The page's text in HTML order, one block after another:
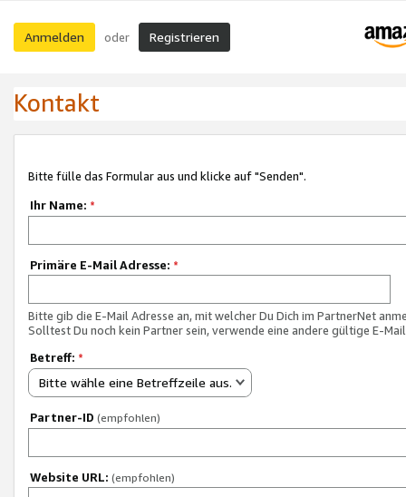
Anmelden oder Registrieren
Kontakt
Bitte fülle das Formular aus und klicke auf "Senden".
Ihr Name: *
Primäre E-Mail Adresse: *
Bitte gib die E-Mail Adresse an, mit welcher Du Dich im PartnerNet
Solltest Du noch kein Partner sein, verwende eine andere gültige E-
Betreff: *
Bitte wähle eine Betreffzeile aus.
Partner-ID (empfohlen)
Website URL: (empfohlen)